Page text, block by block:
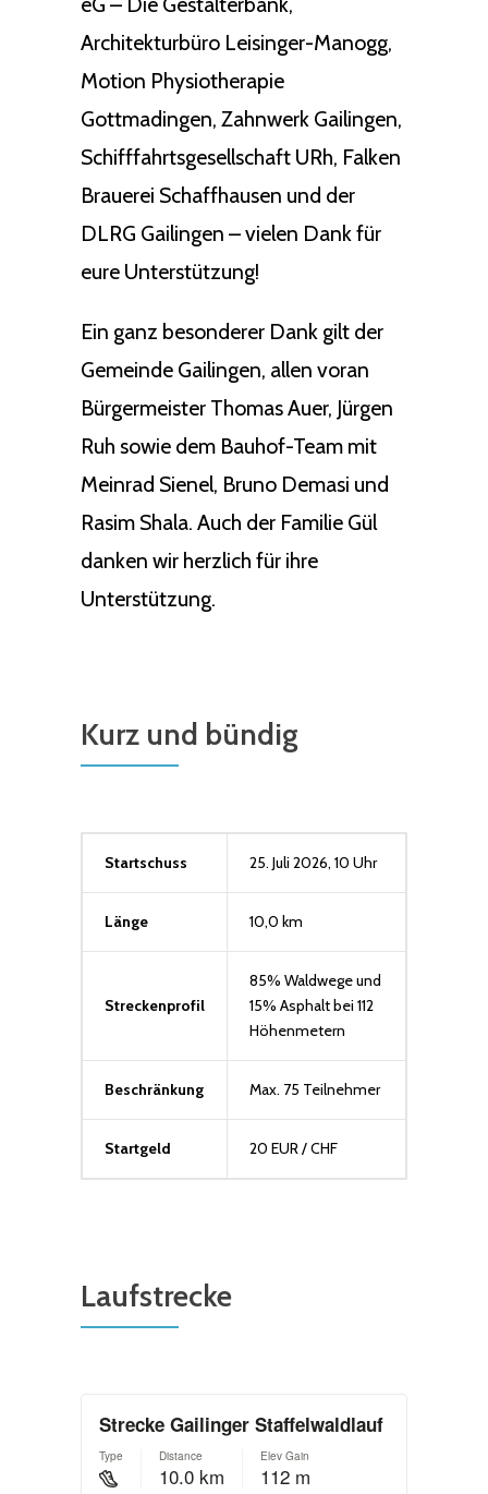
Architekturbüro Leisinger-Manogg,
Motion Physiotherapie
Gottmadingen, Zahnwerk Gailingen,
Schifffahrtsgesellschaft URh, Falken
Brauerei Schaffhausen und der
DLRG Gailingen – vielen Dank für
eure Unterstützung!
Ein ganz besonderer Dank gilt der
Gemeinde Gailingen, allen voran
Bürgermeister Thomas Auer, Jürgen
Ruh sowie dem Bauhof-Team mit
Meinrad Sienel, Bruno Demasi und
Rasim Shala. Auch der Familie Gül
danken wir herzlich für ihre
Unterstützung.
Kurz und bündig
Startschuss 25. Juli 2026, 10 Uhr
Länge 10,0 km
Streckenprofil
85% Waldwege und
15% Asphalt bei 112
Höhenmetern
Beschränkung Max. 75 Teilnehmer
Startgeld 20 EUR / CHF
Laufstrecke